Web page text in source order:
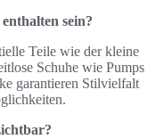
sein?
Teile wie der kleine
Schuhe wie Pumps
garantieren Stilvielfalt